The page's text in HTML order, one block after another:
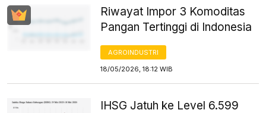
Riwayat Impor 3 Komoditas
Pangan Tertinggi di Indonesia
AGROINDUSTRI
18/05/2026, 18:12 WIB
IHSG Jatuh ke Level 6.599